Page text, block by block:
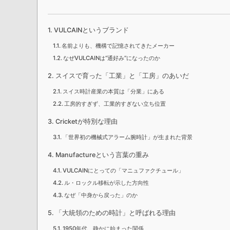
VULCAINというブランド
名前よりも、機構で記憶されてきたメーカー
なぜVULCAINは“通好み”になったのか
スイスで育った「工業」と「工房」のあいだ
スイス時計産業の本質は「分業」にある
工房的すぎず、工業的すぎない立ち位置
Cricketが特別な理由
「世界初の機械式アラーム腕時計」が生まれた背景
Manufactureという言葉の重み
VULCAINにとっての「マニュファクチュール」
ル・ロックル移転が示した方向性
なぜ「中身から戻った」のか
「大統領のための時計」と呼ばれる理由
1950年代、静かに始まった関係